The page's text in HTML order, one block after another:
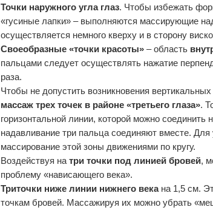
Точки наружного угла глаз. Чтобы избежать
«гусиные лапки» – выполняются массирующие
осуществляется немного кверху и в сторону
Своеобразные «точки красоты» – область
пальцами следует осуществлять нажатие
раза.
Чтобы не допустить возникновения
массаж трех точек в районе «третьего глаза».
горизонтальной линии, которой можно
надавливание три пальца соединяют вместе.
массирование этой зоны движениями по кругу.
Воздействуя на три точки под линией бровей,
проблему «нависающего века».
Триточки ниже линии нижнего века на 1,5 см.
точкам бровей. Массажируя их можно убрать